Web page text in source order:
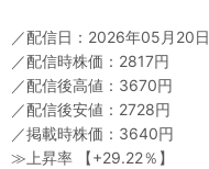
／配信日：2026年05月20日
／配信時株価：2817円
／配信後高値：3670円
／配信後安値：2728円
／掲載時株価：3640円
≫上昇率 【+29.22％】